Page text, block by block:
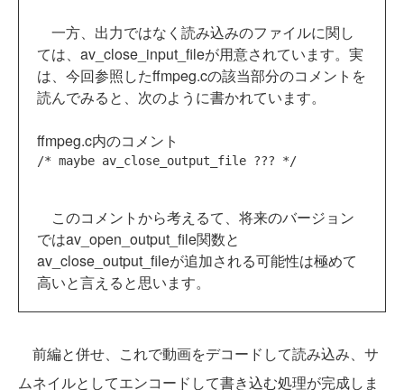
一方、出力ではなく読み込みのファイルに関し
ては、av_close_input_fileが用意されています。実
は、今回参照したffmpeg.cの該当部分のコメントを
読んでみると、次のように書かれています。
ffmpeg.c内のコメント
/* maybe av_close_output_file ??? */
このコメントから考えるて、将来のバージョン
ではav_open_output_file関数と
av_close_output_fileが追加される可能性は極めて
高いと言えると思います。
前編と併せ、これで動画をデコードして読み込み、サ
ムネイルとしてエンコードして書き込む処理が完成しま